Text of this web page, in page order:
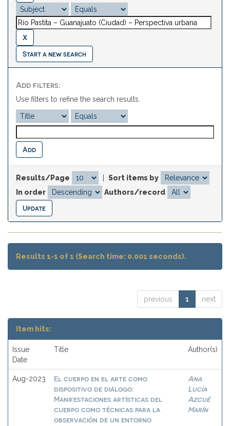
Start a new search
Add filters:
Use filters to refine the search results.
Results/Page
Sort items by
In order
Authors/record
Results 1-1 of 1 (Search time: 0.001 seconds).
previous 1 next
Item hits:
Issue
Date
Title Author(s)
Aug-2023
El cuerpo en el arte como
dispositivo de diálogo:
Manifestaciones artísticas del
cuerpo como técnicas para la
observación de un entorno
Ana
Lucía
Azcué
Marín